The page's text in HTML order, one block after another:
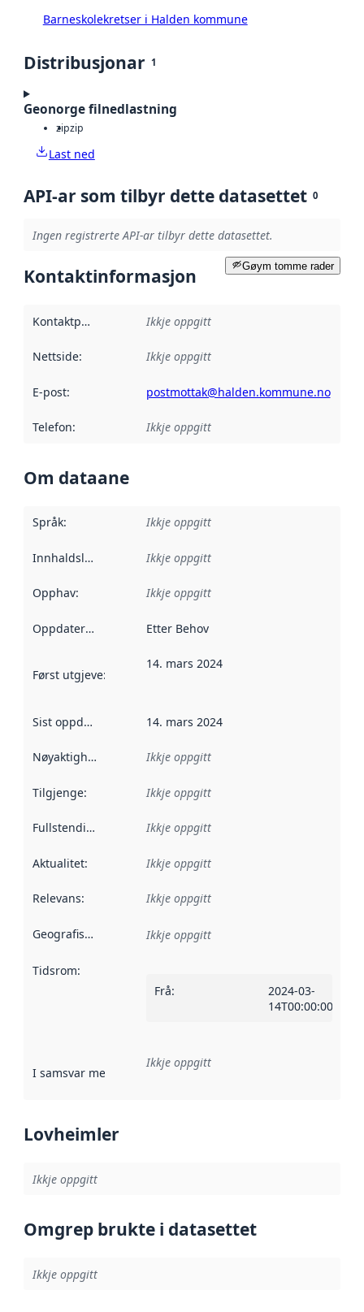
Barneskolekretser i Halden kommune
Distribusjonar 1
Geonorge filnedlastning
zipzip
Last ned
API-ar som tilbyr dette datasettet 0
Ingen registrerte API-ar tilbyr dette datasettet.
Gøym tomme rader
Kontaktinformasjon
Kontaktpunkt Ikkje oppgitt
Nettside: Ikkje oppgitt
E-post: postmottak@halden.kommune.no
Telefon: Ikkje oppgitt
Om dataane
Språk: Ikkje oppgitt
Innhaldsleverandørar :
Ikkje oppgitt
Opphav: Ikkje oppgitt
Oppdateringsfrekvens :
Etter Behov
Først utgjeve:
14. mars 2024
Sist oppdatert 14. mars 2024
Nøyaktigheit Ikkje oppgitt
Tilgjenge: Ikkje oppgitt
Fullstendigheit Ikkje oppgitt
Aktualitet: Ikkje oppgitt
Relevans: Ikkje oppgitt
Geografisk område Ikkje oppgitt
Tidsrom:
Frå:
2024-03-
14T00:00:00Z
I samsvar med Referanse til ei implementeringsregel eller
Ikkje oppgitt
Lovheimler
Ikkje oppgitt
Omgrep brukte i datasettet
Ikkje oppgitt